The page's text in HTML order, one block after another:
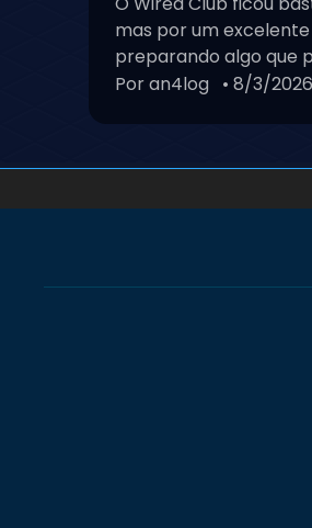
mas por um
preparando algo que
Por an4log • 8/3/2026